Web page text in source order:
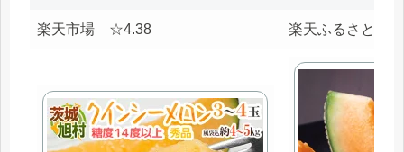
楽天市場 ☆4.38 楽天ふるさと